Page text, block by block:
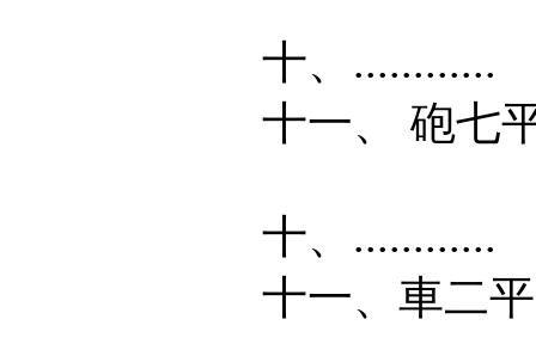
十、............
十一、 砲七
十、............
十一、車二